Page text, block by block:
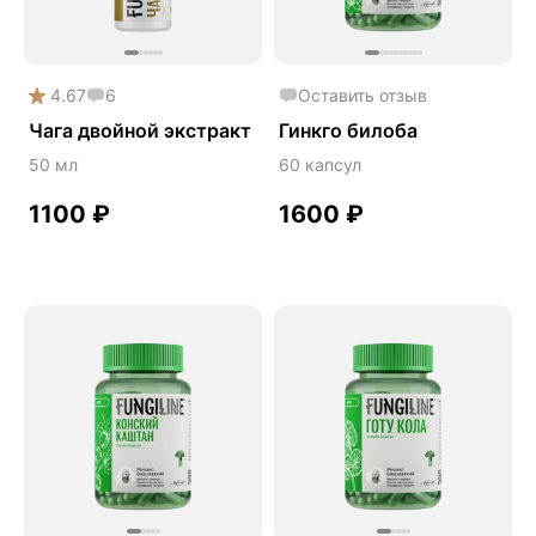
Онколинейка
Орех чёрный
Острое зрение
Поддержка иммунитета
Продуктивность
Противовирусное
Противовоспалительное
Расторопша
4.67 6
Чага двойной экстракт
50 мл
1100 ₽
Оставить отзыв
Гинкго билоба
60 капсул
1600 ₽